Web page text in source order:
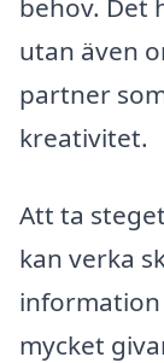
behov. Det
utan även
partner
kreativitet.
Att ta
kan verka
information
mycket